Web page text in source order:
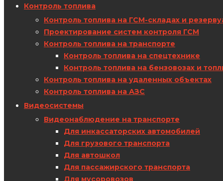
Контроль топлива
Контроль топлива на ГСМ-складах и
Проектирование систем контроля ГСМ
Контроль топлива на транспорте
Контроль топлива на спецтехнике
Контроль топлива на бензовозах и
Контроль топлива на удаленных объектах
Контроль топлива на АЗС
Видеосистемы
Видеонаблюдение на транспорте
Для инкассаторских автомобилей
Для грузового транспорта
Для автошкол
Для пассажирского транспорта
Для мусоровозов